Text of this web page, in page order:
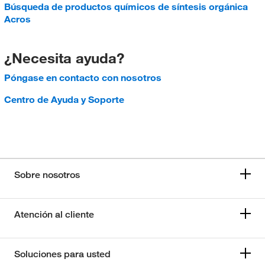
Búsqueda de productos químicos de síntesis orgánica
Acros
¿Necesita ayuda?
Póngase en contacto con nosotros
Centro de Ayuda y Soporte
Sobre nosotros
Atención al cliente
Soluciones para usted